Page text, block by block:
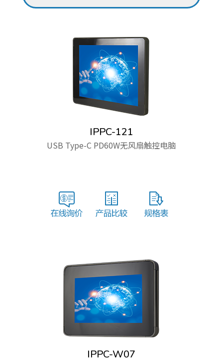
IPPC-121
USB Type-C PD60W无风扇触控电脑
IPPC-W07